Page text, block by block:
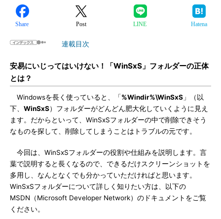
Share Post LINE Hatena
連載目次
安易にいじってはいけない！「WinSxS」フォルダーの正体
とは？
Windowsを長く使っていると、「%Windir%\WinSxS 」（以
下、 WinSxS）フォルダーがどんどん肥大化していくように見え
ます。だからといって、WinSxSフォルダーの中で削除できそう
なものを探して、削除してしまうことはトラブルの元です。
今回は、WinSxSフォルダーの役割や仕組みを説明します。言
葉で説明すると長くなるので、できるだけスクリーンショットを
多用し、なんとなくでも分かっていただければと思います。
WinSxSフォルダーについて詳しく知りたい方は、以下の
MSDN（Microsoft Developer Network）のドキュメントをご覧
ください。